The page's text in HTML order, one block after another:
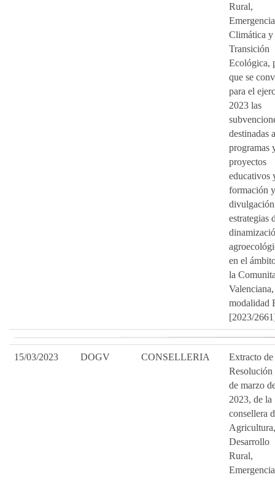
Rural,
Emergencia
Climática y
Transición
Ecológica,
que se
para el
2023 las
destinadas a
programas
proyectos
educativos
formación y
estrategias
en el
la
Valenciana,
modalidad
[2023/
15/03/2023 DOGV CONSELLERIA
Extracto de
Resolución
de marzo
2023, de la
consellera
Agricultura,
Desarrollo
Rural,
Emergencia